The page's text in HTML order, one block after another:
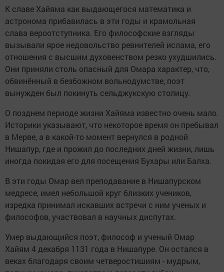
К славе Хайяма как выдающегося математика и
астронома прибавилась в эти годы и крамольная
слава вероотступника. Его философские взгляды
вызывали ярое недовольство ревнителей ислама, его
отношения с высшим духовенством резко ухудшились.
Они приняли столь опасный для Омара характер, что,
обвинённый в безбожном вольнодумстве, поэт
вынужден был покинуть сельджукскую столицу.
О позднем периоде жизни Хайяма известно очень мало.
Историки указывают, что некоторое время он пребывал
в Мерве, а в какой-то момент вернулся в родной
Нишапур, где и прожил до последних дней жизни, лишь
иногда покидая его для посещения Бухары или Балха.
В эти годы Омар вел преподавание в Нишапурском
медресе, имел небольшой круг близких учеников,
изредка принимал искавших встречи с ним ученых и
философов, участвовал в научных диспутах.
Умер выдающийся поэт, философ и ученый Омар
Хайям 4 декабря 1131 года в Нишапуре. Он остался в
веках благодаря своим четверостишиям - мудрым,